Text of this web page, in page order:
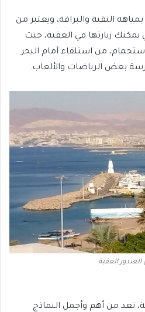
النقية والبراقة، ويعتبر من
زيارتها في العقبة، حيث
من استلقاء أمام البحر
بعض الرياضات والألعاب.
العقبة
تعد من أهم وأجمل النماذج